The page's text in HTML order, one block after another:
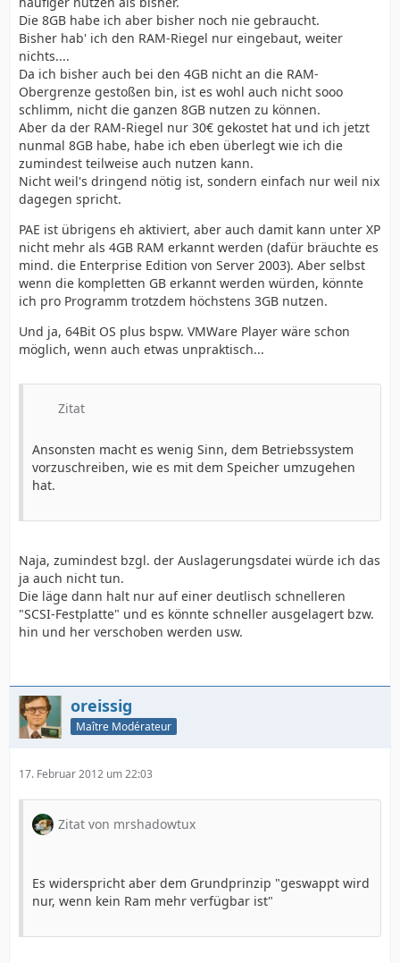
Die 8GB habe ich aber bisher noch nie gebraucht.
Bisher hab' ich den RAM-Riegel nur eingebaut, weiter
nichts....
Da ich bisher auch bei den 4GB nicht an die RAM-
Obergrenze gestoßen bin, ist es wohl auch nicht sooo
schlimm, nicht die ganzen 8GB nutzen zu können.
Aber da der RAM-Riegel nur 30€ gekostet hat und ich jetzt
nunmal 8GB habe, habe ich eben überlegt wie ich die
zumindest teilweise auch nutzen kann.
Nicht weil's dringend nötig ist, sondern einfach nur weil nix
dagegen spricht.
PAE ist übrigens eh aktiviert, aber auch damit kann unter XP
nicht mehr als 4GB RAM erkannt werden (dafür bräuchte es
mind. die Enterprise Edition von Server 2003). Aber selbst
wenn die kompletten GB erkannt werden würden, könnte
ich pro Programm trotzdem höchstens 3GB nutzen.
Und ja, 64Bit OS plus bspw. VMWare Player wäre schon
möglich, wenn auch etwas unpraktisch...
Zitat
Ansonsten macht es wenig Sinn, dem Betriebssystem
vorzuschreiben, wie es mit dem Speicher umzugehen
hat.
Naja, zumindest bzgl. der Auslagerungsdatei würde ich das
ja auch nicht tun.
Die läge dann halt nur auf einer deutlisch schnelleren
"SCSI-Festplatte" und es könnte schneller ausgelagert bzw.
hin und her verschoben werden usw.
oreissig
Maître Modérateur
17. Februar 2012 um 22:03
Zitat von mrshadowtux
Es widerspricht aber dem Grundprinzip "geswappt wird
nur, wenn kein Ram mehr verfügbar ist"